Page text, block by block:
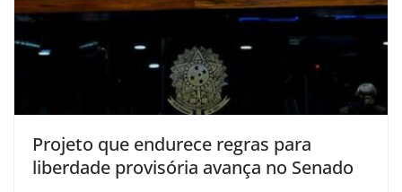
Projeto que endurece regras para
liberdade provisória avança no Senado